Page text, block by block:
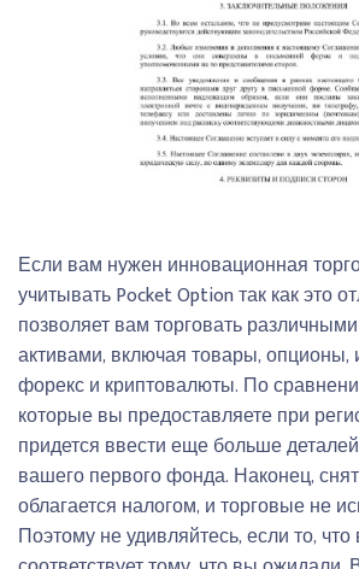
Если вам нужен инновационная
учитывать Pocket Option так как это
позволяет вам торговать
активами, включая товары, опционы,
форекс и криптовалюты. По
которые вы предоставляете при
придется ввести еще больше
вашего первого фонда. Наконец,
облагается налогом, и торговые не
Поэтому не удивляйтесь, если то,